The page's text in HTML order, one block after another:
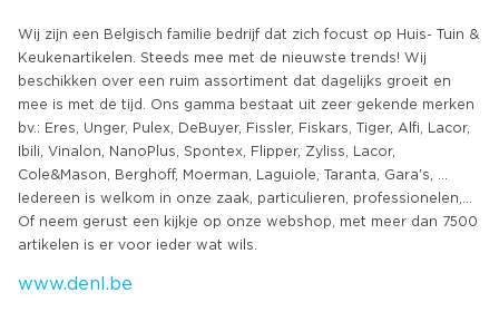
Wij zijn een Belgisch familie bedrijf dat zich focust op Huis- Tuin &
Keukenartikelen. Steeds mee met de nieuwste trends! Wij
beschikken over een ruim assortiment dat dagelijks groeit en
mee is met de tijd. Ons gamma bestaat uit zeer gekende merken
bv.: Eres, Unger, Pulex, DeBuyer, Fissler, Fiskars, Tiger, Alfi, Lacor,
Ibili, Vinalon, NanoPlus, Spontex, Flipper, Zyliss, Lacor,
Cole&Mason, Berghoff, Moerman, Laguiole, Taranta, Gara's, ...
Iedereen is welkom in onze zaak, particulieren, professionelen,...
Of neem gerust een kijkje op onze webshop, met meer dan 7500
www.denl.be